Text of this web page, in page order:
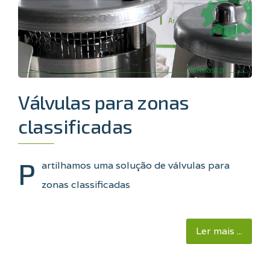
Válvulas para zonas
classificadas
P artilhamos uma solução de válvulas para
zonas classificadas
Ler mais ...